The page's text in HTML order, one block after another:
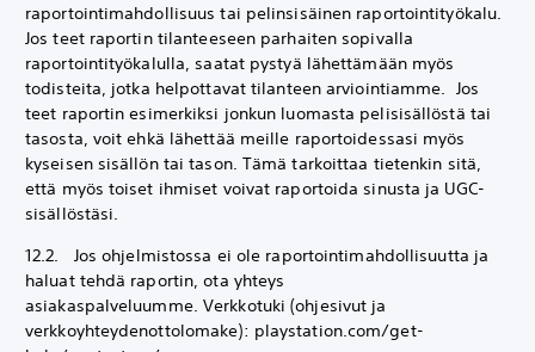
raportointimahdollisuus tai pelinsisäinen raportointityökalu.
Jos teet raportin tilanteeseen parhaiten sopivalla
raportointityökalulla, saatat pystyä lähettämään myös
todisteita, jotka helpottavat tilanteen arviointiamme. Jos
teet raportin esimerkiksi jonkun luomasta pelisisällöstä tai
tasosta, voit ehkä lähettää meille raportoidessasi myös
kyseisen sisällön tai tason. Tämä tarkoittaa tietenkin sitä,
että myös toiset ihmiset voivat raportoida sinusta ja UGC-
sisällöstäsi.
12.2. Jos ohjelmistossa ei ole raportointimahdollisuutta ja
haluat tehdä raportin, ota yhteys
asiakaspalveluumme. Verkkotuki (ohjesivut ja
verkkoyhteydenottolomake): playstation.com/get-